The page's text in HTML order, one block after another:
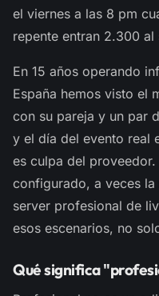
el viernes a las 8 pm
repente entran 2.300 al
En 15 años operando
España hemos visto el
con su pareja y un par
y el día del evento real
es culpa del
configurado, a veces
server profesional de
esos escenarios, no
Qué significa